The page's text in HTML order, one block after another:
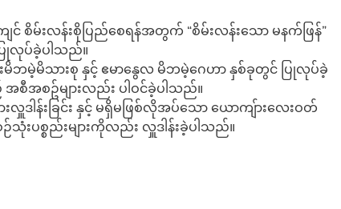
စိမ်းလန်းစိုပြည်စေရန်အတွက် “စိမ်းလန်းသော မနက်ဖြန်”
ြုလုပ်ခဲ့ပါသည်။
မဲ့မိသားစု နှင့် ဧမာနွေလ မိဘမဲ့‌ဂေဟာ နှစ်ခုတွင် ပြုလုပ်ခဲ့
ည့် အစီအစဥ်များလည်း ပါဝင်ခဲ့ပါသည်။
ဒါန်းခြင်း နှင့် မရှိမဖြစ်လိုအပ်သော ယောကျ်ားလေးဝတ်
းပစ္စည်းများကိုလည်း လှူဒါန်းခဲ့ပါသည်။